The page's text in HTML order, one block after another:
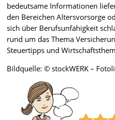
bedeutsame Informationen
den Bereichen Altersvorsorge
sich über Berufsunfähigkeit
rund um das Thema
Steuertipps und
Bildquelle: © stockWERK –